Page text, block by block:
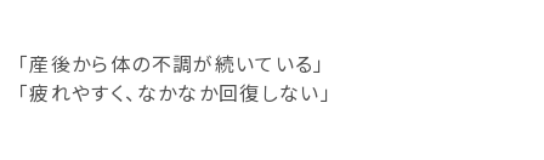
「産後から体の不調が続いている」
「疲れやすく、なかなか回復しない」